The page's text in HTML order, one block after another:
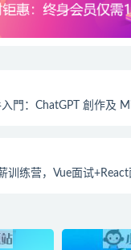
門：ChatGPT 創作及
训练营，Vue面试+React